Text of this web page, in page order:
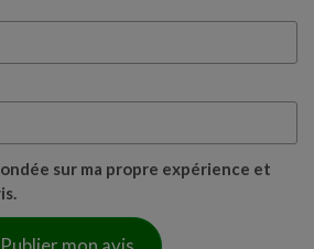
sur ma propre expérience et